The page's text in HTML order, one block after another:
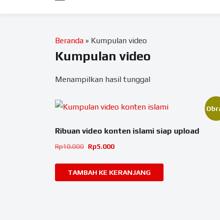
Beranda » Kumpulan video
Kumpulan video
Menampilkan hasil tunggal
Ribuan video konten islami siap upload
Rp10.000 Harga
adalah:
Rp10.000.
Rp5.000
ini
adalah:
TAMBAH KE KERANJANG